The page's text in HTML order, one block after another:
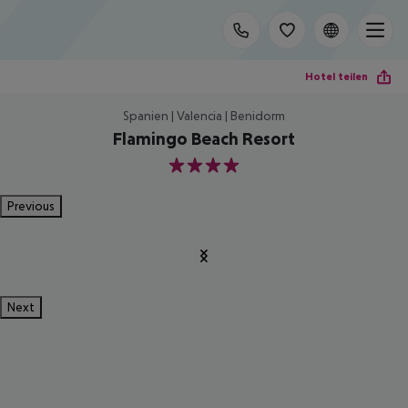
Hotel teilen
Spanien | Valencia | Benidorm
Flamingo Beach Resort
4
Previous
Next